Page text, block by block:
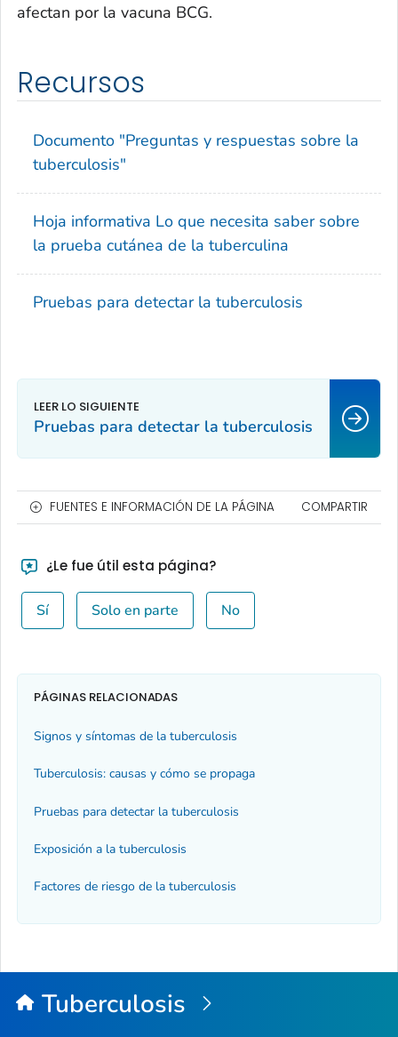
afectan por la vacuna BCG.
Recursos
Documento "Preguntas y respuestas sobre la
tuberculosis"
Hoja informativa Lo que necesita saber sobre
la prueba cutánea de la tuberculina
Pruebas para detectar la tuberculosis
Pruebas para detectar la tuberculosis
FUENTES E INFORMACIÓN DE LA PÁGINA COMPARTIR
¿Le fue útil esta página?
Sí Solo en parte No
PÁGINAS RELACIONADAS
Signos y síntomas de la tuberculosis
Tuberculosis: causas y cómo se propaga
Pruebas para detectar la tuberculosis
Exposición a la tuberculosis
Factores de riesgo de la tuberculosis
Tuberculosis